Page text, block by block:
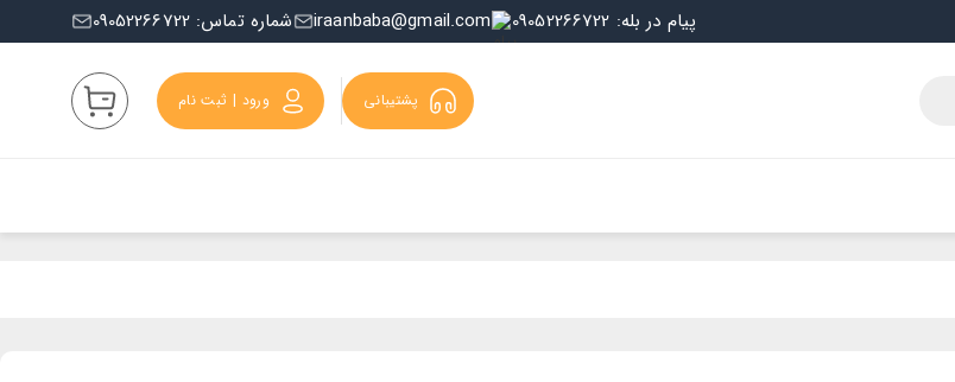
شماره تماس: 09052266722 iraanbaba@gmail.com پیام در بله: 09052266722
پشتیبانی ورود | ثبت نام